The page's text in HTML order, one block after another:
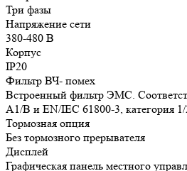
Три фазы
Напряжение сети
380-480 В
Корпус
IP20
Фильтр ВЧ- помех
Встроенный фильтр ЭМС.
A1/B и EN/IEC 61800-3, категория 1/
Тормозная опция
Без тормозного прерывателя
Дисплей
Графическая панель местного